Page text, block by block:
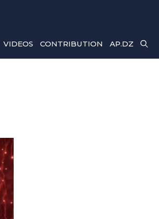
VIDEOS CONTRIBUTION AP.DZ